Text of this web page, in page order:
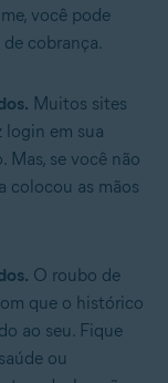
você pode
cobrança.
Muitos sites
login em sua
se você não
colocou as mãos
O roubo de
que o histórico
ao seu. Fique
ou